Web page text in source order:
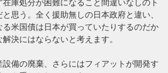
庫処分が困難になること間違いなしのト
思う。全く援助無しの日本政府と違い、
米国債は日本が買っていたりするのだか
決にはならないと考えます。
備の廃棄、さらにはフィアットが開発す